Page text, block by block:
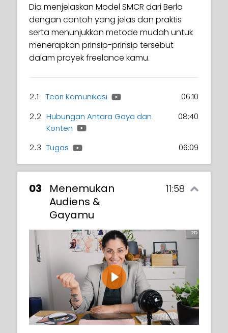
Dia menjelaskan Model SMCR dari Berlo
dengan contoh yang jelas dan praktis
serta menunjukkan metode mudah untuk
menerapkan prinsip-prinsip tersebut
dalam proyek freelance kamu.
2.1 Teori Komunikasi
06:10
2.2 Hubungan Antara Gaya dan
Konten
08:40
2.3 Tugas 06:09
03
Menemukan
Audiens &
Gayamu
11:58
Play